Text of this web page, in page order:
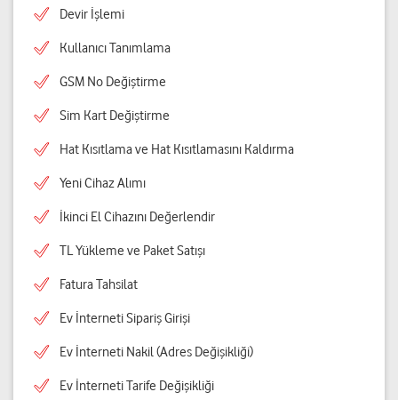
Devir İşlemi
Kullanıcı Tanımlama
GSM No Değiştirme
Sim Kart Değiştirme
Hat Kısıtlama ve Hat Kısıtlamasını Kaldırma
Yeni Cihaz Alımı
İkinci El Cihazını Değerlendir
TL Yükleme ve Paket Satışı
Fatura Tahsilat
Ev İnterneti Sipariş Girişi
Ev İnterneti Nakil (Adres Değişikliği)
Ev İnterneti Tarife Değişikliği